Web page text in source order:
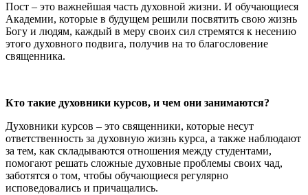
Пост – это важнейшая часть духовной жизни. И обучающиеся
Академии, которые в будущем решили посвятить свою жизнь
Богу и людям, каждый в меру своих сил стремятся к несению
этого духовного подвига, получив на то благословение
священника.
Кто такие духовники курсов, и чем они занимаются?
Духовники курсов – это священники, которые несут
ответственность за духовную жизнь курса, а также наблюдают
за тем, как складываются отношения между студентами,
помогают решать сложные духовные проблемы своих чад,
заботятся о том, чтобы обучающиеся регулярно
исповедовались и причащались.